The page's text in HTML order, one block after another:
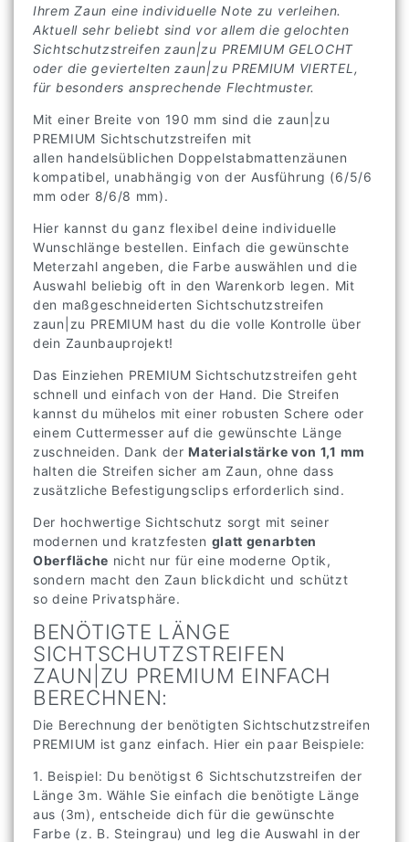
Ihrem Zaun eine individuelle Note zu verleihen.
Aktuell sehr beliebt sind vor allem die gelochten
Sichtschutzstreifen zaun|zu PREMIUM GELOCHT
oder die geviertelten zaun|zu PREMIUM VIERTEL,
für besonders ansprechende Flechtmuster.
Mit einer Breite von 190 mm sind die zaun|zu
PREMIUM Sichtschutzstreifen mit
allen handelsüblichen Doppelstabmattenzäunen
kompatibel, unabhängig von der Ausführung (6/5/6
mm oder 8/6/8 mm).
Hier kannst du ganz flexibel deine individuelle
Wunschlänge bestellen. Einfach die gewünschte
Meterzahl angeben, die Farbe auswählen und die
Auswahl beliebig oft in den Warenkorb legen. Mit
den maßgeschneiderten Sichtschutzstreifen
zaun|zu PREMIUM hast du die volle Kontrolle über
dein Zaunbauprojekt!
Das Einziehen PREMIUM Sichtschutzstreifen geht
schnell und einfach von der Hand. Die Streifen
kannst du mühelos mit einer robusten Schere oder
einem Cuttermesser auf die gewünschte Länge
zuschneiden. Dank der Materialstärke von 1,1 mm
halten die Streifen sicher am Zaun, ohne dass
zusätzliche Befestigungsclips erforderlich sind.
Der hochwertige Sichtschutz sorgt mit seiner
modernen und kratzfesten glatt genarbten
Oberfläche nicht nur für eine moderne Optik,
sondern macht den Zaun blickdicht und schützt
so deine Privatsphäre.
BENÖTIGTE LÄNGE
SICHTSCHUTZSTREIFEN
ZAUN|ZU PREMIUM EINFACH
BERECHNEN:
Die Berechnung der benötigten Sichtschutzstreifen
PREMIUM ist ganz einfach. Hier ein paar Beispiele:
1. Beispiel: Du benötigst 6 Sichtschutzstreifen der
Länge 3m. Wähle Sie einfach die benötigte Länge
aus (3m), entscheide dich für die gewünschte
Farbe (z. B. Steingrau) und leg die Auswahl in der